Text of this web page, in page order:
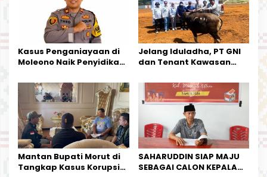
Kasus Penganiayaan di
Moleono Naik Penyidikan,
Kesempatan Terakhir
Jelang Iduladha, PT GNI
dan Tenant Kawasan
Kurban
Mantan Bupati Morut di
Tangkap Kasus Korupsi
SAHARUDDIN SIAP MAJU
SEBAGAI CALON KEPALA